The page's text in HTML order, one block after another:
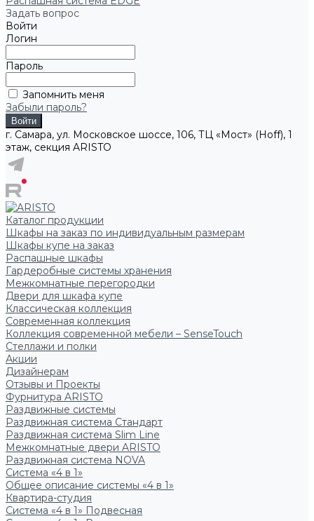
Задать вопрос
Войти
Логин
Пароль
Запомнить меня
Забыли пароль?
г. Самара, ул. Московское шоссе, 106, ТЦ «Мост» (Hoff), 1
этаж, секция ARISTO
Каталог продукции
Шкафы на заказ по индивидуальным размерам
Шкафы купе на заказ
Распашные шкафы
Гардеробные системы хранения
Межкомнатные перегородки
Двери для шкафа купе
Классическая коллекция
Современная коллекция
Коллекция современной мебели – SenseTouch
Стеллажи и полки
Акции
Дизайнерам
Отзывы и Проекты
Фурнитура ARISTO
Раздвижные системы
Раздвижная система Стандарт
Раздвижная система Slim Line
Межкомнатные двери ARISTO
Раздвижная система NOVA
Система «4 в 1»
Общее описание системы «4 в 1»
Квартира-студия
Система «4 в 1» Подвесная